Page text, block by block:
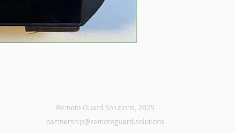
Remote Guard Solutions, 2025
partnership@remoteguard.solutions